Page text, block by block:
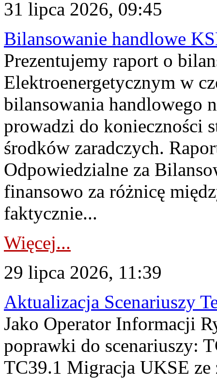
31 lipca 2026, 09:45
Bilansowanie handlowe
Prezentujemy raport o
Elektroenergetycznym w
bilansowania handlowego
prowadzi do konieczności
środków zaradczych.
Odpowiedzialne za
finansowo za różnicę
faktycznie...
Więcej...
29 lipca 2026, 11:39
Aktualizacja Scenariuszy
Jako Operator Informacji
poprawki do scenariuszy:
TC39.1 Migracja UKSE